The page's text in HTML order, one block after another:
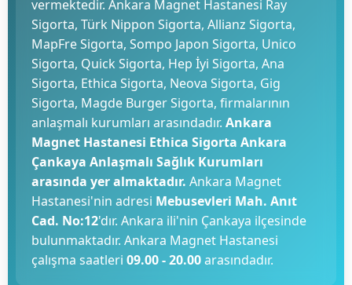
vermektedir. Ankara Magnet Hastanesi Ray
Sigorta, Türk Nippon Sigorta, Allianz Sigorta,
MapFre Sigorta, Sompo Japon Sigorta, Unico
Sigorta, Quick Sigorta, Hep İyi Sigorta, Ana
Sigorta, Ethica Sigorta, Neova Sigorta, Gig
Sigorta, Magde Burger Sigorta, firmalarının
anlaşmalı kurumları arasındadır. Ankara
Magnet Hastanesi Ethica Sigorta Ankara
Çankaya Anlaşmalı Sağlık Kurumları
arasında yer almaktadır. Ankara Magnet
Hastanesi'nin adresi Mebusevleri Mah. Anıt
Cad. No:12'dır. Ankara ili'nin Çankaya ilçesinde
bulunmaktadır. Ankara Magnet Hastanesi
çalışma saatleri 09.00 - 20.00arasındadır.